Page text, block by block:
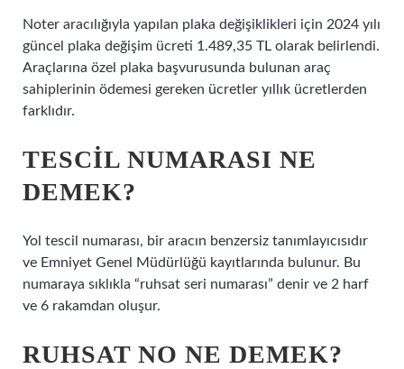
Noter aracılığıyla yapılan plaka değişiklikleri için 2024 yılı
güncel plaka değişim ücreti 1.489,35 TL olarak belirlendi.
Araçlarına özel plaka başvurusunda bulunan araç
sahiplerinin ödemesi gereken ücretler yıllık ücretlerden
farklıdır.
TESCIL NUMARASI NE
DEMEK?
Yol tescil numarası, bir aracın benzersiz tanımlayıcısıdır
ve Emniyet Genel Müdürlüğü kayıtlarında bulunur. Bu
numaraya sıklıkla “ruhsat seri numarası” denir ve 2 harf
ve 6 rakamdan oluşur.
RUHSAT NO NE DEMEK?